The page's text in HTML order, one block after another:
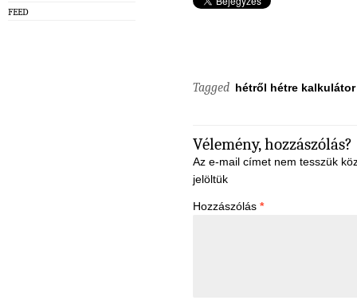
FEED
Tagged hétről hétre kalkulátor
Vélemény, hozzászólás?
Az e-mail címet nem tesszük
jelöltük
Hozzászólás *